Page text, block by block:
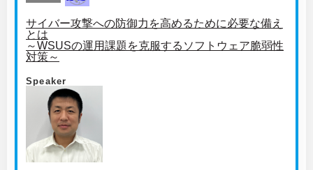
サイバー攻撃への防御力を高めるために必要な備え
とは
～WSUSの運用課題を克服するソフトウェア脆弱性
対策～
Speaker